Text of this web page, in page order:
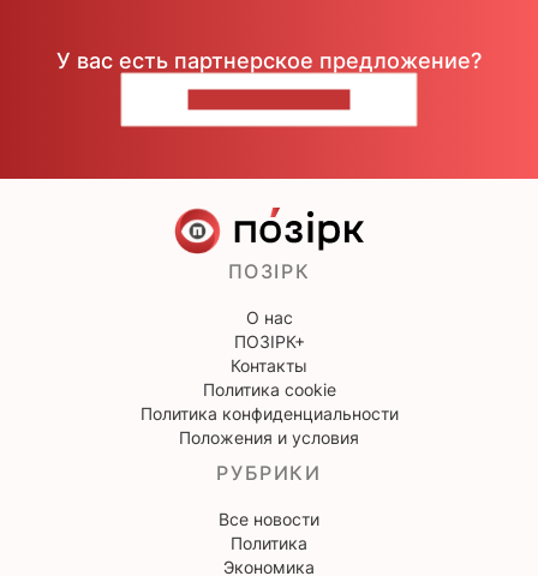
У вас есть партнерское предложение?
ПОЗІРК
О нас
ПОЗІРК+
Контакты
Политика cookie
Политика конфиденциальности
Положения и условия
РУБРИКИ
Все новости
Политика
Экономика